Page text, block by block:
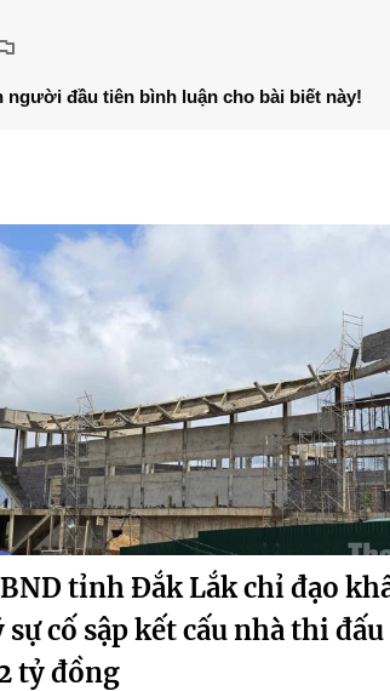
đầu tiên bình luận cho bài biết này!
tỉnh Đắk Lắk chỉ đạo
sự cố sập kết cấu nhà thi
tỷ đồng